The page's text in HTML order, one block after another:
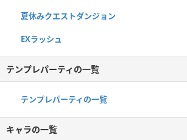
夏休みクエストダンジョン
EXラッシュ
テンプレパーティの一覧
テンプレパーティの一覧
キャラの一覧